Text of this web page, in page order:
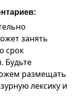
занять
срок
Будьте
размещать
лексику и